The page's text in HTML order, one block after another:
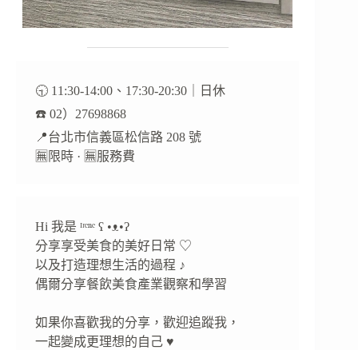
🕤 11:30-14:00、17:30-20:30｜日休
☎️ 02）27698868
📍台北市信義區松信路 208 號
🈚️限時 · 🈚️服務費
Hi 我是 ᴵʳᵉⁿᵉ ʕ •ᴥ•ʔ
分享享受美食的美好日常 ♡
以及打造理想生活的過程 ♪
偶爾分享餐飲美食產業觀察和學習
如果你喜歡我的分享，歡迎追蹤我，
一起變成更理想的自己 ♥